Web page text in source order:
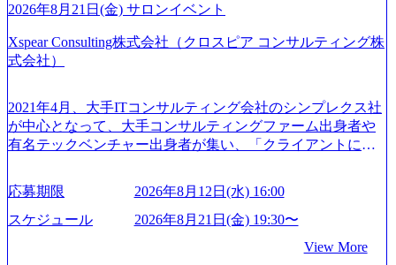
2026年8月21日(金) サロンイベント
Xspear Consulting株式会社（クロスピア コンサルティング株
式会社）
2021年4月、大手ITコンサルティング会社のシンプレクス社
が中心となって、大手コンサルティングファーム出身者や
有名テックベンチャー出身者が集い、「クライアントにと
い」という想いの下で立ち上げた新鋭ファーム テクノロジ
ーがビジネスの成功に大きな影響力を持つDX時代におい
て、20年以上にわたってFintech業界を中心に最先端テクノ
つ、あらゆる業種・業界のクライアントの企業価値の最大
応募期限
2026年8月12日(水) 16:00
スケジュール
2026年8月21日(金) 19:30〜
View More